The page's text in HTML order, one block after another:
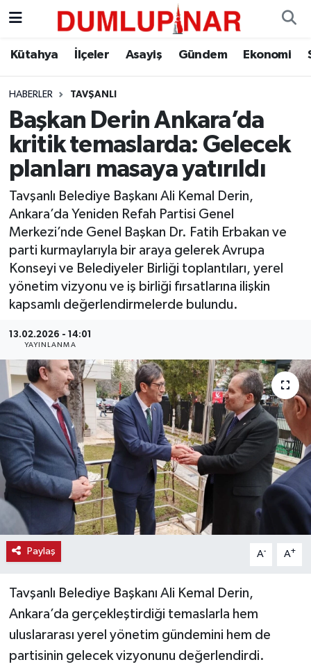
Kütahya İlçeler Asayiş Gündem Ekonomi
HABERLER TAVŞANLI
Başkan Derin Ankara’da
kritik temaslarda: Gelecek
planları masaya yatırıldı
Tavşanlı Belediye Başkanı Ali Kemal Derin,
Ankara’da Yeniden Refah Partisi Genel
Merkezi’nde Genel Başkan Dr. Fatih Erbakan ve
parti kurmaylarıyla bir araya gelerek Avrupa
Konseyi ve Belediyeler Birliği toplantıları, yerel
yönetim vizyonu ve iş birliği fırsatlarına ilişkin
kapsamlı değerlendirmelerde bulundu.
13.02.2026 - 14:01
YAYINLANMA
Paylaş A- A+
Tavşanlı Belediye Başkanı Ali Kemal Derin,
Ankara’da gerçekleştirdiği temaslarla hem
uluslararası yerel yönetim gündemini hem de
partisinin gelecek vizyonunu değerlendirdi.
Asayiş
Diğer
Dünya
Eğitim
Ekonomi
Eleman
Emlak
Gündem
Haber
Haber İlanlar
Kültür-Sanat
Magazin
Resmi İlanlar
Sağlık
Seri İlan
Spor
Teknoloji
Kütahya Hava Durumu
Kütahya Trafik Yoğunluk Haritası
Süper Lig Puan Durumu ve Fikstür
Tüm Manşetler
Son Dakika Haberleri
Haber Arşivi